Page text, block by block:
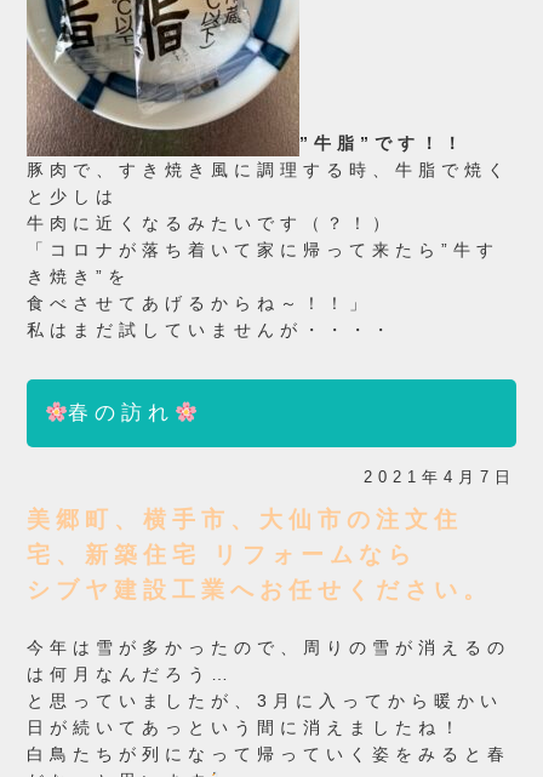
”牛脂”です！！
豚肉で、すき焼き風に調理する時、牛脂で焼く
と少しは
牛肉に近くなるみたいです（？！）
「コロナが落ち着いて家に帰って来たら”牛す
き焼き”を
食べさせてあげるからね～！！」
私はまだ試していませんが・・・・
春の訪れ
2021年4月7日
美郷町、横手市、大仙市の注文住
宅、新築住宅 リフォームなら
シブヤ建設工業へお任せください。
今年は雪が多かったので、周りの雪が消えるの
は何月なんだろう…
と思っていましたが、3月に入ってから暖かい
日が続いてあっという間に消えましたね！
白鳥たちが列になって帰っていく姿をみると春